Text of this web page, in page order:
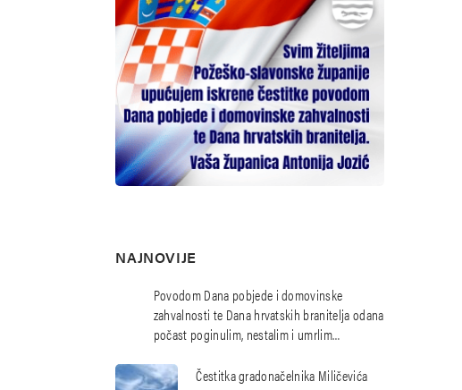
KONTAKT
NAJNOVIJE
Povodom Dana pobjede i domovinske
zahvalnosti te Dana hrvatskih branitelja odana
počast poginulim, nestalim i umrlim
Čestitka gradonačelnika Miličevića